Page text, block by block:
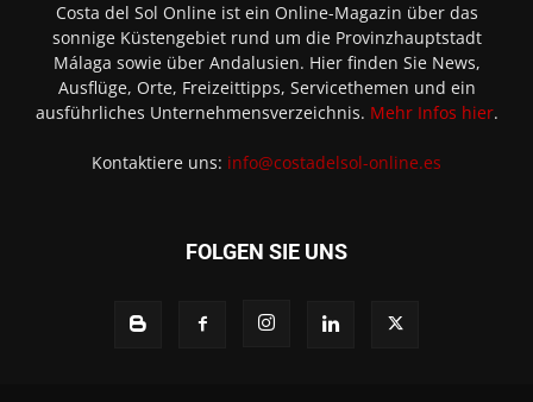
Costa del Sol Online ist ein Online-Magazin über das
sonnige Küstengebiet rund um die Provinzhauptstadt
Málaga sowie über Andalusien. Hier finden Sie News,
Ausflüge, Orte, Freizeittipps, Servicethemen und ein
ausführliches Unternehmensverzeichnis. Mehr Infos hier.
Kontaktiere uns: info@costadelsol-online.es
FOLGEN SIE UNS